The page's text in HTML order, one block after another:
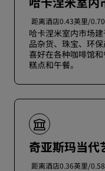
距离酒店0.43英里/
哈卡涅米室内市场
品杂货、珠宝、环
喜好在各种咖啡馆和
糕点和午餐。
奇亚斯玛当代
距离酒店0.36英里/